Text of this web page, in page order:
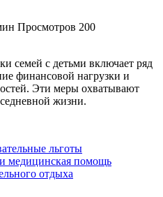
Просмотров 200
семей с детьми включает ряд
финансовой нагрузки и
Эти меры охватывают
жизни.
льготы
медицинская помощь
отдыха